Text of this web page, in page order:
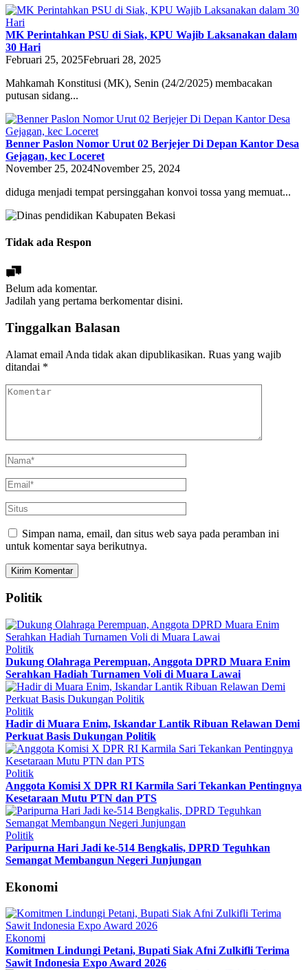
MK Perintahkan PSU di Siak, KPU Wajib Laksanakan dalam
30 Hari
Februari 25, 2025Februari 28, 2025
Mahkamah Konstitusi (MK), Senin (24/2/2025) membacakan
putusan sidang...
Benner Paslon Nomor Urut 02 Berjejer Di Depan Kantor Desa
Gejagan, kec Loceret
November 25, 2024November 25, 2024
diduga menjadi tempat persinggahan konvoi tossa yang memuat...
Tidak ada Respon
Belum ada komentar.
Jadilah yang pertama berkomentar disini.
Tinggalkan Balasan
Alamat email Anda tidak akan dipublikasikan. Ruas yang wajib
ditandai *
Simpan nama, email, dan situs web saya pada peramban ini
untuk komentar saya berikutnya.
Politik
Politik
Dukung Olahraga Perempuan, Anggota DPRD Muara Enim
Serahkan Hadiah Turnamen Voli di Muara Lawai
Politik
Hadir di Muara Enim, Iskandar Lantik Ribuan Relawan Demi
Perkuat Basis Dukungan Politik
Politik
Anggota Komisi X DPR RI Karmila Sari Tekankan Pentingnya
Kesetaraan Mutu PTN dan PTS
Politik
Paripurna Hari Jadi ke-514 Bengkalis, DPRD Teguhkan
Semangat Membangun Negeri Junjungan
Ekonomi
Ekonomi
Komitmen Lindungi Petani, Bupati Siak Afni Zulkifli Terima
Sawit Indonesia Expo Award 2026